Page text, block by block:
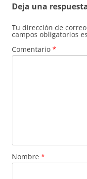
Deja una
Tu dirección de
campos obligatorios
Comentario *
Nombre *